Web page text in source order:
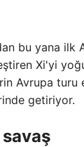
bu yana ilk
Xi'yi
Avrupa
getiriyor.